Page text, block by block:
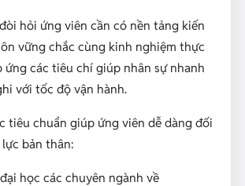
hỏi ứng viên cần có nền tảng kiến
vững chắc cùng kinh nghiệm thực
ứng các tiêu chí giúp nhân sự nhanh
với tốc độ vận hành.
tiêu chuẩn giúp ứng viên dễ dàng đối
bản thân:
học các chuyên ngành về